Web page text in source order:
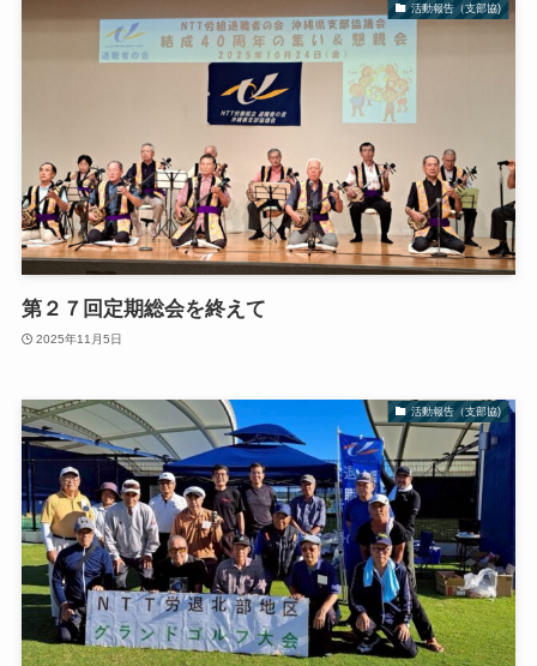
活動報告（支部協)
第２７回定期総会を終えて
2025年11月5日
活動報告（支部協)